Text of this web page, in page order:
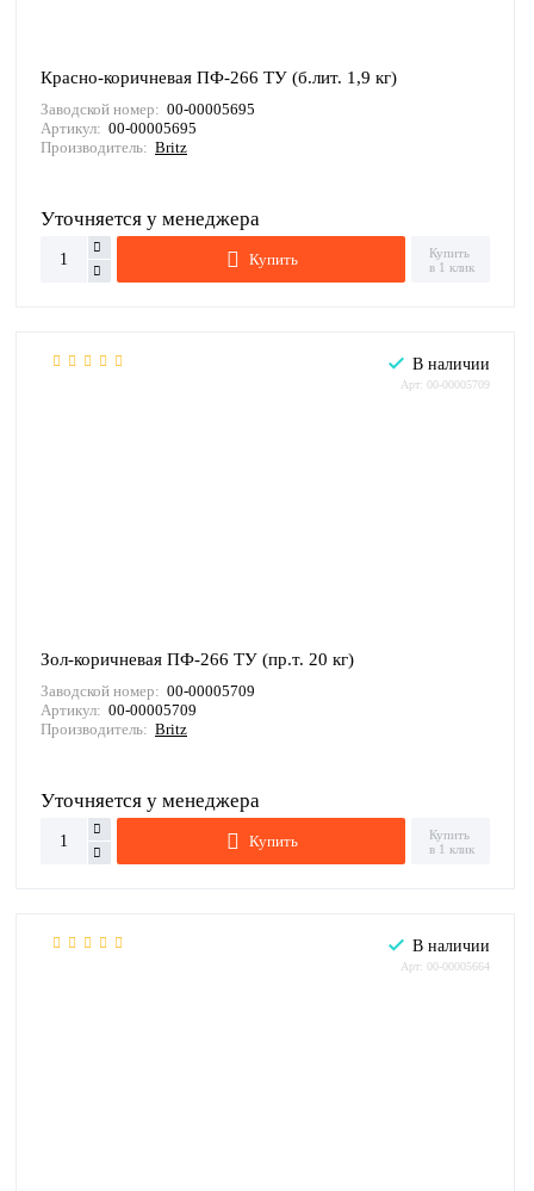
Красно-коричневая ПФ-266 ТУ (б.лит. 1,9 кг)
Заводской номер: 00-00005695
Артикул: 00-00005695
Производитель: Britz
Уточняется у менеджера
Купить
Купить
в 1 клик
В наличии
Арт: 00-00005709
Зол-коричневая ПФ-266 ТУ (пр.т. 20 кг)
Заводской номер: 00-00005709
Артикул: 00-00005709
Производитель: Britz
Уточняется у менеджера
Купить
Купить
в 1 клик
В наличии
Арт: 00-00005664